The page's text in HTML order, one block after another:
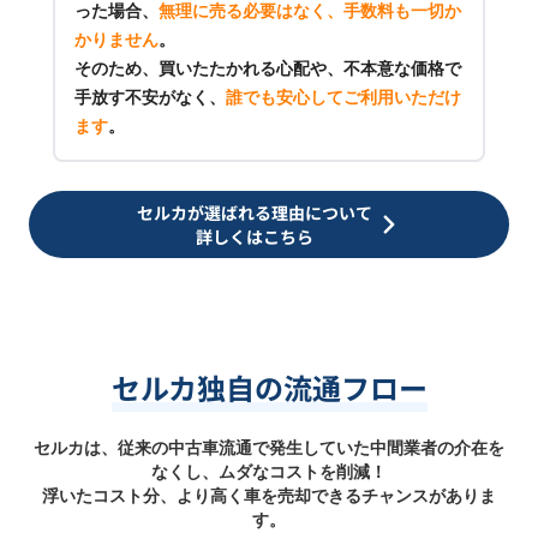
った場合、 無理に売る必要はなく、手数料も一切か
かりません。
そのため、買いたたかれる心配や、不本意な価格で
手放す不安がなく、 誰でも安心してご利用いただけ
ます。
セルカが選ばれる理由について
詳しくはこちら
セルカ独自の流通フロー
セルカは、従来の中古車流通で発生していた中間業者の介在を
なくし、ムダなコストを削減！
浮いたコスト分、より高く車を売却できるチャンスがありま
す。